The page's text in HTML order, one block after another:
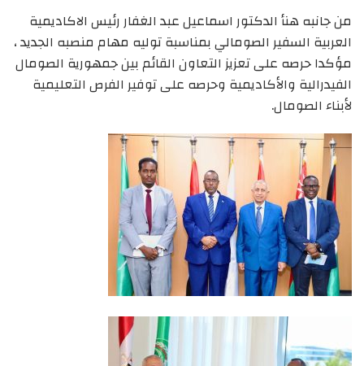
من جانبه هنأ الدكتور اسماعيل عبد الغفار رئيس الاكاديمية
العربية السفير الصومالي بمناسبة توليه مهام منصبه الجديد ،
مؤكدا حرصه على تعزيز التعاون القائم بين جمهورية الصومال
الفيدرالية والأكاديمية وحرصه على توفير الفرص التعليمية
لأبناء الصومال.